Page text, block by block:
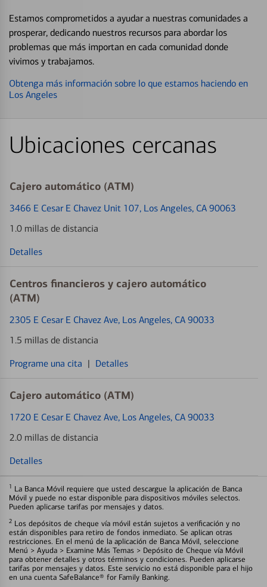
Estamos comprometidos a ayudar a nuestras comunidades a
prosperar, dedicando nuestros recursos para abordar los
problemas que más importan en cada comunidad donde
vivimos y trabajamos.
Obtenga más información sobre lo que estamos haciendo en
Los Angeles
Ubicaciones cercanas
Cajero automático (ATM)
3466 E Cesar E Chavez Unit 107, Los Angeles, CA 90063
1.0 millas de distancia
Detalles
Centros financieros y cajero automático
(ATM)
2305 E Cesar E Chavez Ave, Los Angeles, CA 90033
1.5 millas de distancia
Programe una cita | Detalles
Cajero automático (ATM)
1720 E Cesar E Chavez Ave, Los Angeles, CA 90033
2.0 millas de distancia
Detalles
1 La Banca Móvil requiere que usted descargue la aplicación de Banca
Móvil y puede no estar disponible para dispositivos móviles selectos.
Pueden aplicarse tarifas por mensajes y datos.
2 Los depósitos de cheque vía móvil están sujetos a verificación y no
están disponibles para retiro de fondos inmediato. Se aplican otras
restricciones. En el menú de la aplicación de Banca Móvil, seleccione
Menú > Ayuda > Examine Más Temas > Depósito de Cheque vía Móvil
para obtener detalles y otros términos y condiciones. Pueden aplicarse
tarifas por mensajes y datos. Este servicio no está disponible para el hijo
en una cuenta SafeBalance® for Family Banking.